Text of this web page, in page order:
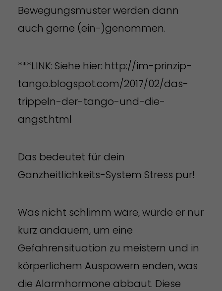
Bewegungsmuster werden dann
auch gerne (ein-)genommen.
***LINK: Siehe hier: http://im-prinzip-
tango.blogspot.com/2017/02/das-
trippeln-der-tango-und-die-
angst.html
Das bedeutet für dein
Ganzheitlichkeits-System Stress pur!
Was nicht schlimm wäre, würde er nur
kurz andauern, um eine
Gefahrensituation zu meistern und in
körperlichem Auspowern enden, was
die Alarmhormone abbaut. Diese